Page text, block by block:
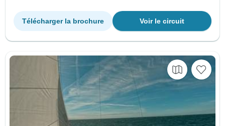
Voir le circuit
Télécharger la brochure